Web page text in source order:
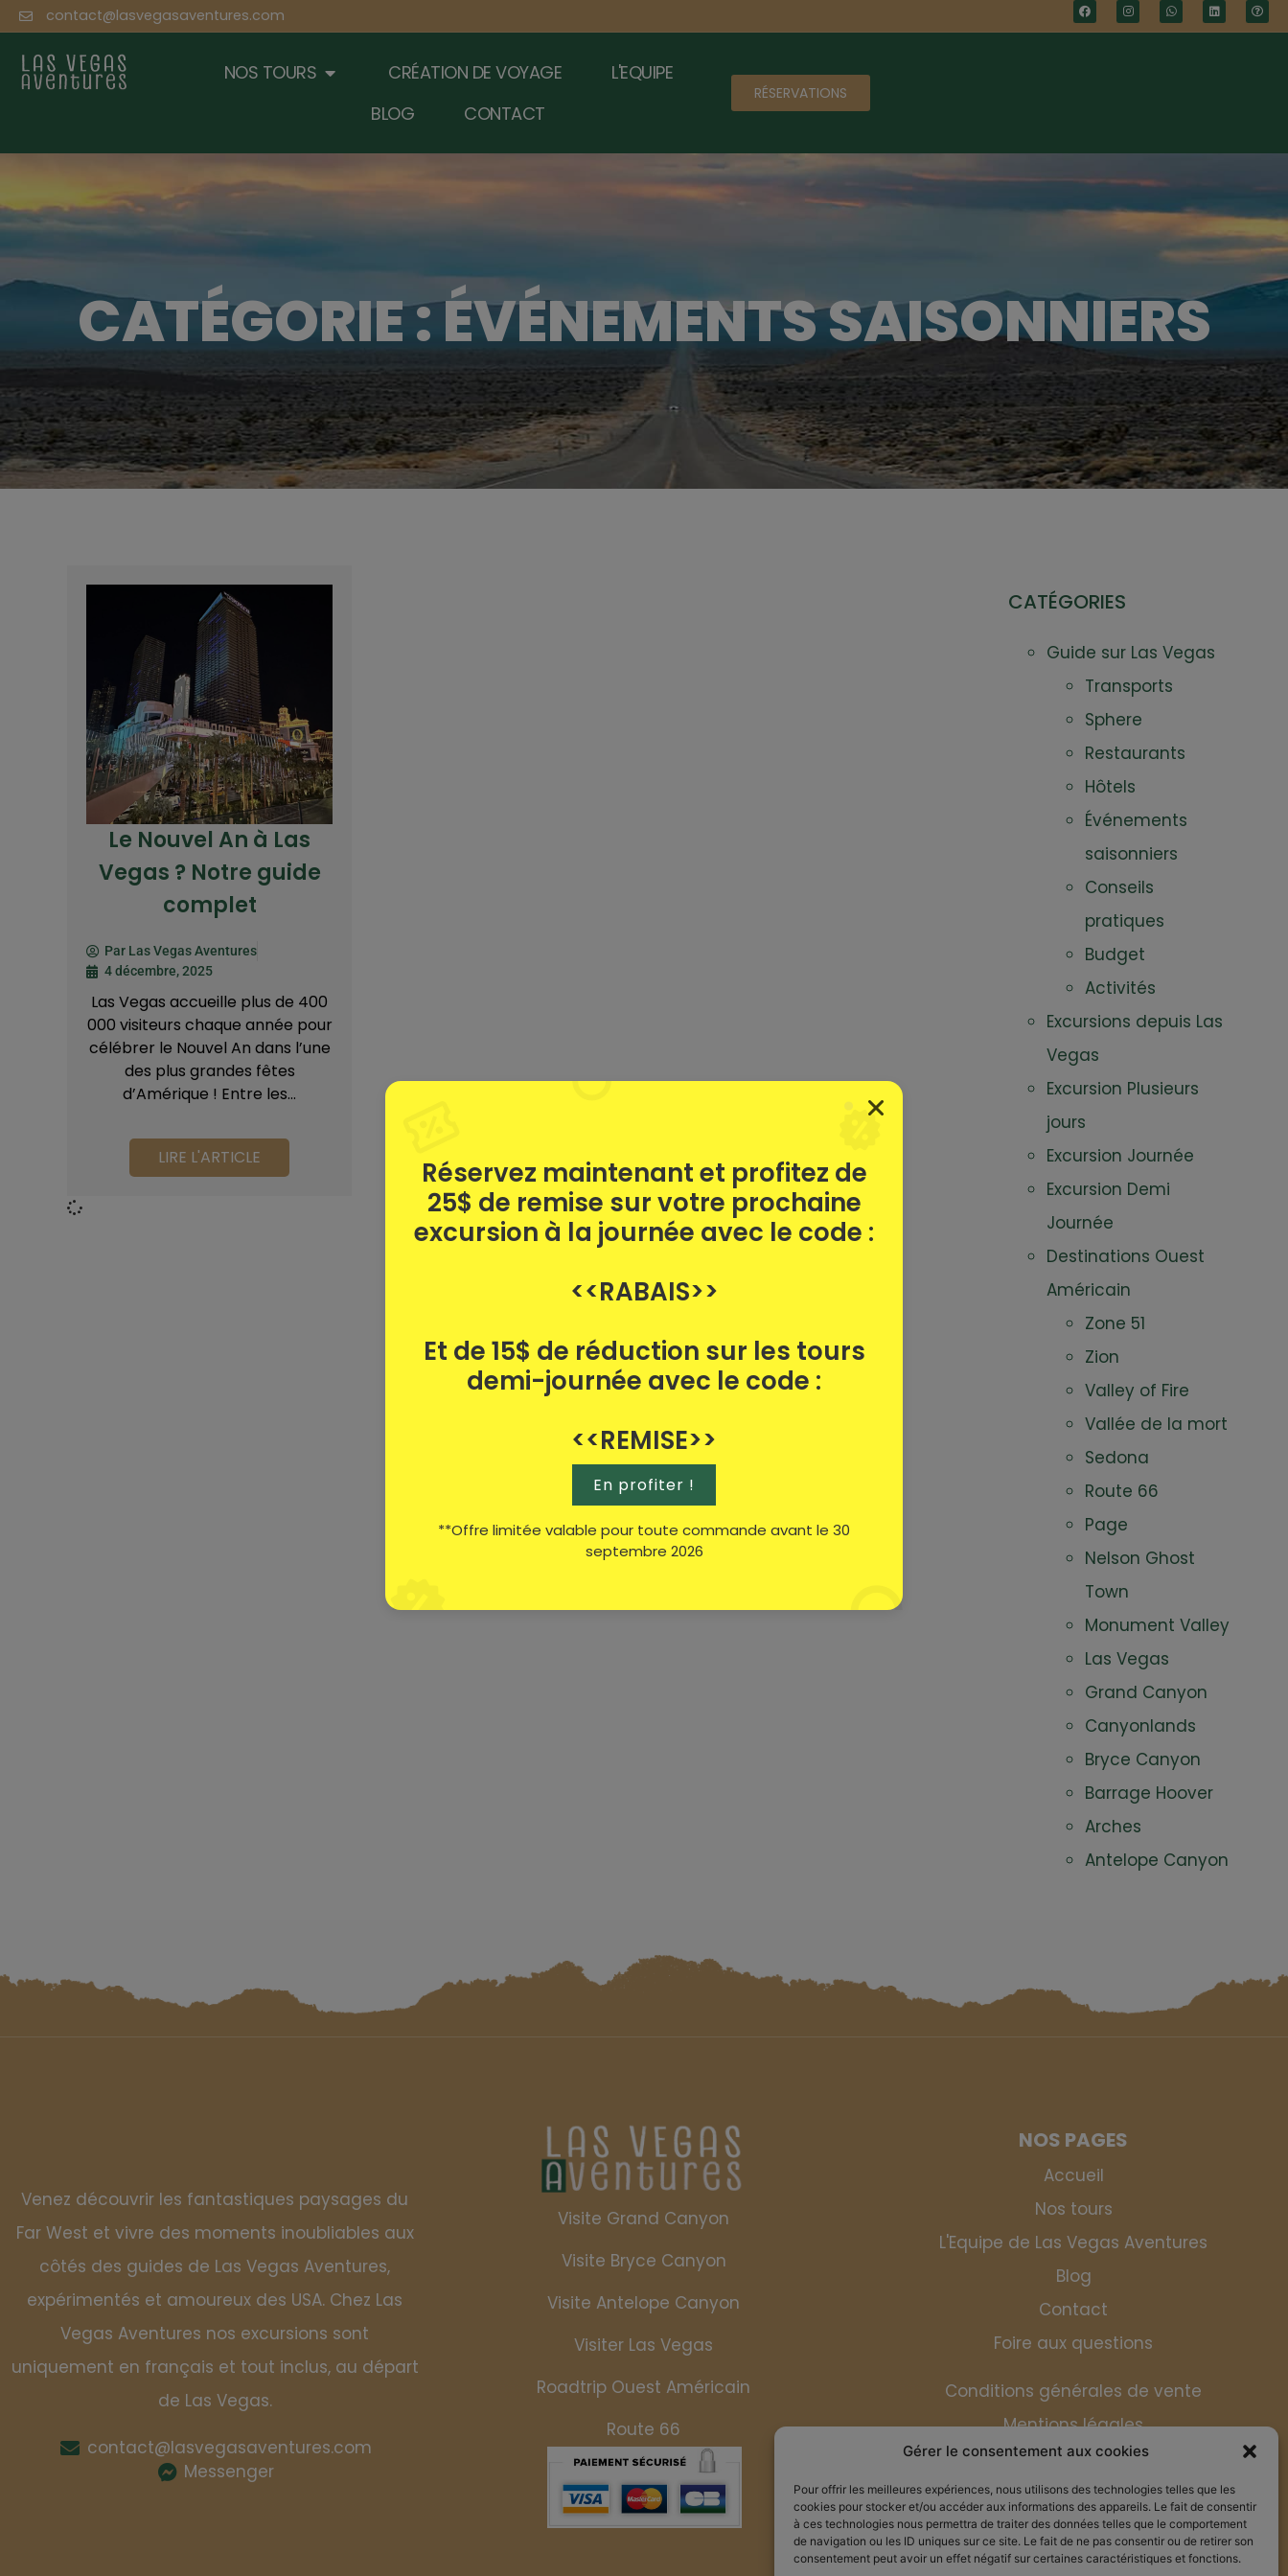
Gérer le consentement aux cookies
Pour offrir les meilleures expériences, nous utilisons des technologies telles que les
cookies pour stocker et/ou accéder aux informations des appareils. Le fait de consentir
à ces technologies nous permettra de traiter des données telles que le comportement
de navigation ou les ID uniques sur ce site. Le fait de ne pas consentir ou de retirer son
consentement peut avoir un effet négatif sur certaines caractéristiques et fonctions.
contact@lasvegasaventures.com
NOS TOURS CRÉATION DE VOYAGE
L'EQUIPE
BLOG
CONTACT
RÉSERVATIONS
CATÉGORIE : ÉVÉNEMENTS SAISONNIERS
Le Nouvel An à Las
Vegas ? Notre guide
complet
Par Las Vegas Aventures
4 décembre, 2025
Las Vegas accueille plus de 400
000 visiteurs chaque année pour
célébrer le Nouvel An dans l’une
des plus grandes fêtes
d’Amérique ! Entre les...
LIRE L'ARTICLE
CATÉGORIES
Guide sur Las Vegas
Transports
Sphere
Restaurants
Hôtels
Événements
saisonniers
Conseils
pratiques
Budget
Activités
Excursions depuis Las
Vegas
Excursion Plusieurs
jours
Excursion Journée
Excursion Demi
Journée
Destinations Ouest
Américain
Zone 51
Zion
Valley of Fire
Vallée de la mort
Sedona
Route 66
Page
Nelson Ghost
Town
Monument Valley
Las Vegas
Grand Canyon
Canyonlands
Bryce Canyon
Barrage Hoover
Arches
Antelope Canyon
Venez découvrir les fantastiques paysages du
Far West et vivre des moments inoubliables aux
côtés des guides de Las Vegas Aventures,
expérimentés et amoureux des USA. Chez Las
Vegas Aventures nos excursions sont
uniquement en français et tout inclus, au départ
de Las Vegas.
contact@lasvegasaventures.com
Messenger
Visite Grand Canyon
Visite Bryce Canyon
Visite Antelope Canyon
Visiter Las Vegas
Roadtrip Ouest Américain
Route 66
NOS PAGES
Accueil
Nos tours
L'Equipe de Las Vegas Aventures
Blog
Contact
Foire aux questions
Conditions générales de vente
Mentions légales
Réservez maintenant et profitez de
25$ de remise sur votre prochaine
excursion à la journée avec le code :
<<RABAIS>>
Et de 15$ de réduction sur les tours
demi-journée avec le code :
<<REMISE>>
En profiter !
**Offre limitée valable pour toute commande avant le 30
septembre 2026